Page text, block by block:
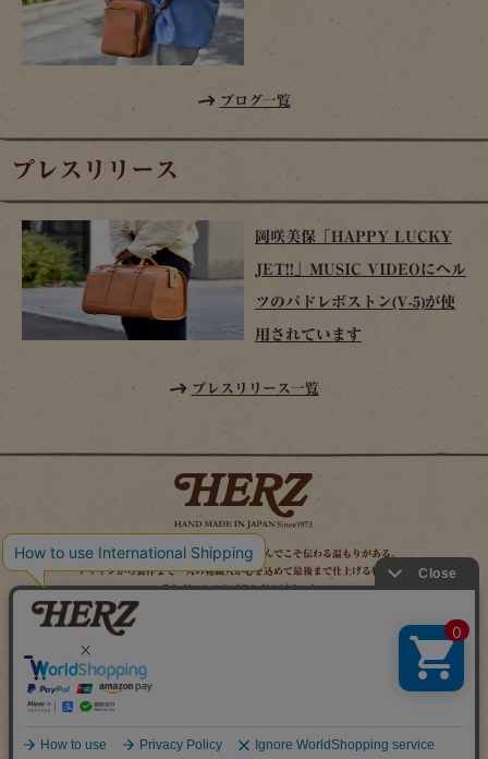
ブログ一覧
プレスリリース
岡咲美保「HAPPY LUCKY
JET!!」MUSIC VIDEOにヘル
ツのパドレボストン(V-5)が使
用されています
プレスリリース一覧
時を経てこそ解る味わいがある。使い込んでこそ伝わる温もりがある。
デザインから製作まで一人の鞄職人が心を込めて最後まで仕上げる鞄作り。
それがヘルツのブランドスピリット。
MAIL MAGAZINE
X（旧TWITTER）
YOUTUBE